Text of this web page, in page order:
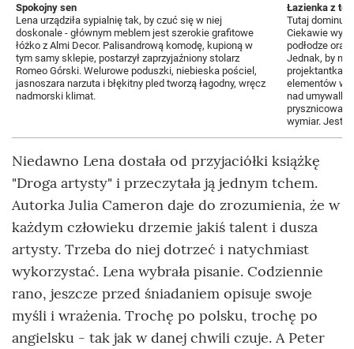
Spokojny sen
Lena urządziła sypialnię tak, by czuć się w niej
doskonale - głównym meblem jest szerokie grafitowe
łóżko z Almi Decor. Palisandrową komodę, kupioną w
tym samy sklepie, postarzył zaprzyjaźniony stolarz
Romeo Górski. Welurowe poduszki, niebieska pościel,
jasnoszara narzuta i błękitny pled tworzą łagodny, wręcz
nadmorski klimat.
Łazienka z
Tutaj
Ciekawie
podłodze
Jednak, by nie
projektantka
elementów w
nad
prysznicowa z
wymiar. Jest
Niedawno Lena dostała od przyjaciółki książkę
"Droga artysty" i przeczytała ją jednym tchem.
Autorka Julia Cameron daje do zrozumienia, że w
każdym człowieku drzemie jakiś talent i dusza
artysty. Trzeba do niej dotrzeć i natychmiast
wykorzystać. Lena wybrała pisanie. Codziennie
rano, jeszcze przed śniadaniem opisuje swoje
myśli i wrażenia. Trochę po polsku, trochę po
angielsku - tak jak w danej chwili czuje. A Peter